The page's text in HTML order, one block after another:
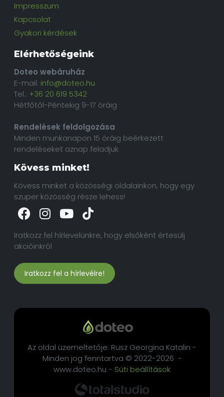
Impresszum
Kapcsolat
Gyakori kérdések
Elérhetőségeink
Doteo webáruház
E-mail: info@doteo.hu
Tel.: +36 20 619 5342
Hétfőtől-Péntekig 9-17 óráig
Rendelések feldolgozása
Minden munkanapon 15 óráig beérkezett
rendeléseket aznap feladjuk
Kövess minket!
Kövess minket a közösségi oldalainkon, hogy egy
szuper közösség része lehess!
Iratkozz fel hírlevelünkre, hogy elsőként értesülj
akcióinkról
Iratkozz fel a hírlevélre!
Az oldal üzemeltetője: Rusz Georgina Katalin -
Minden jog fenntartva © 2022-2026 -
www.doteo.hu - Süti beállítások